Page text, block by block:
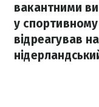
вакантними
у спортивному
відреагував